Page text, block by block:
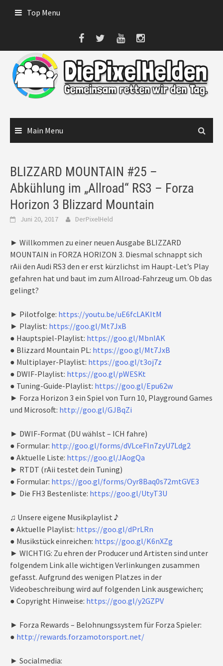
Top Menu
Main Menu
BLIZZARD MOUNTAIN #25 –
Abkühlung im „Allroad“ RS3 – Forza
Horizon 3 Blizzard Mountain
Juni 20, 2017 DerPixelHeld
► Willkommen zu einer neuen Ausgabe BLIZZARD
MOUNTAIN in FORZA HORIZON 3. Diesmal schnappt sich
rAii den Audi RS3 den er erst kürzlichst im Haupt-Let’s Play
gefahren hat und baut im zum Allroad-Fahrzeug um. Ob das
gelingt?
► Pilotfolge: https://youtu.be/uE6fcLAKItM
► Playlist: https://goo.gl/Mt7JxB
● Hauptspiel-Playlist: https://goo.gl/MbnIAK
● Blizzard Mountain PL: https://goo.gl/Mt7JxB
● Multiplayer-Playlist: https://goo.gl/t3oj7z
● DWIF-Playlist: https://goo.gl/pWESKt
● Tuning-Guide-Playlist: https://goo.gl/Epu62w
► Forza Horizon 3 ein Spiel von Turn 10, Playground Games
und Microsoft: http://goo.gl/GJBqZi
► DWIF-Format (DU wählst – ICH fahre)
● Formular: http://goo.gl/forms/dVLceFln7zyU7Ldg2
● Aktuelle Liste: https://goo.gl/JAogQa
► RTDT (rAii testet dein Tuning)
● Formular: https://goo.gl/forms/Oyr8Baq0s72mtGVE3
► Die FH3 Bestenliste: https://goo.gl/UtyT3U
♫ Unsere eigene Musikplaylist ♪
● Aktuelle Playlist: https://goo.gl/dPrLRn
● Musikstück einreichen: https://goo.gl/K6nXZg
► WICHTIG: Zu ehren der Producer und Artisten sind unter
folgendem Link alle wichtigen Verlinkungen zusammen
gefasst. Aufgrund des wenigen Platzes in der
Videobeschreibung wird auf folgenden Link ausgewichen;
● Copyright Hinweise: https://goo.gl/y2GZPV
► Forza Rewards – Belohnungssystem für Forza Spieler:
● http://rewards.forzamotorsport.net/
► Socialmedia: